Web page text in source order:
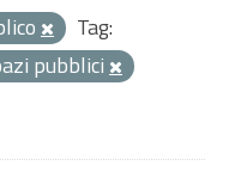
Tag:
pubblici